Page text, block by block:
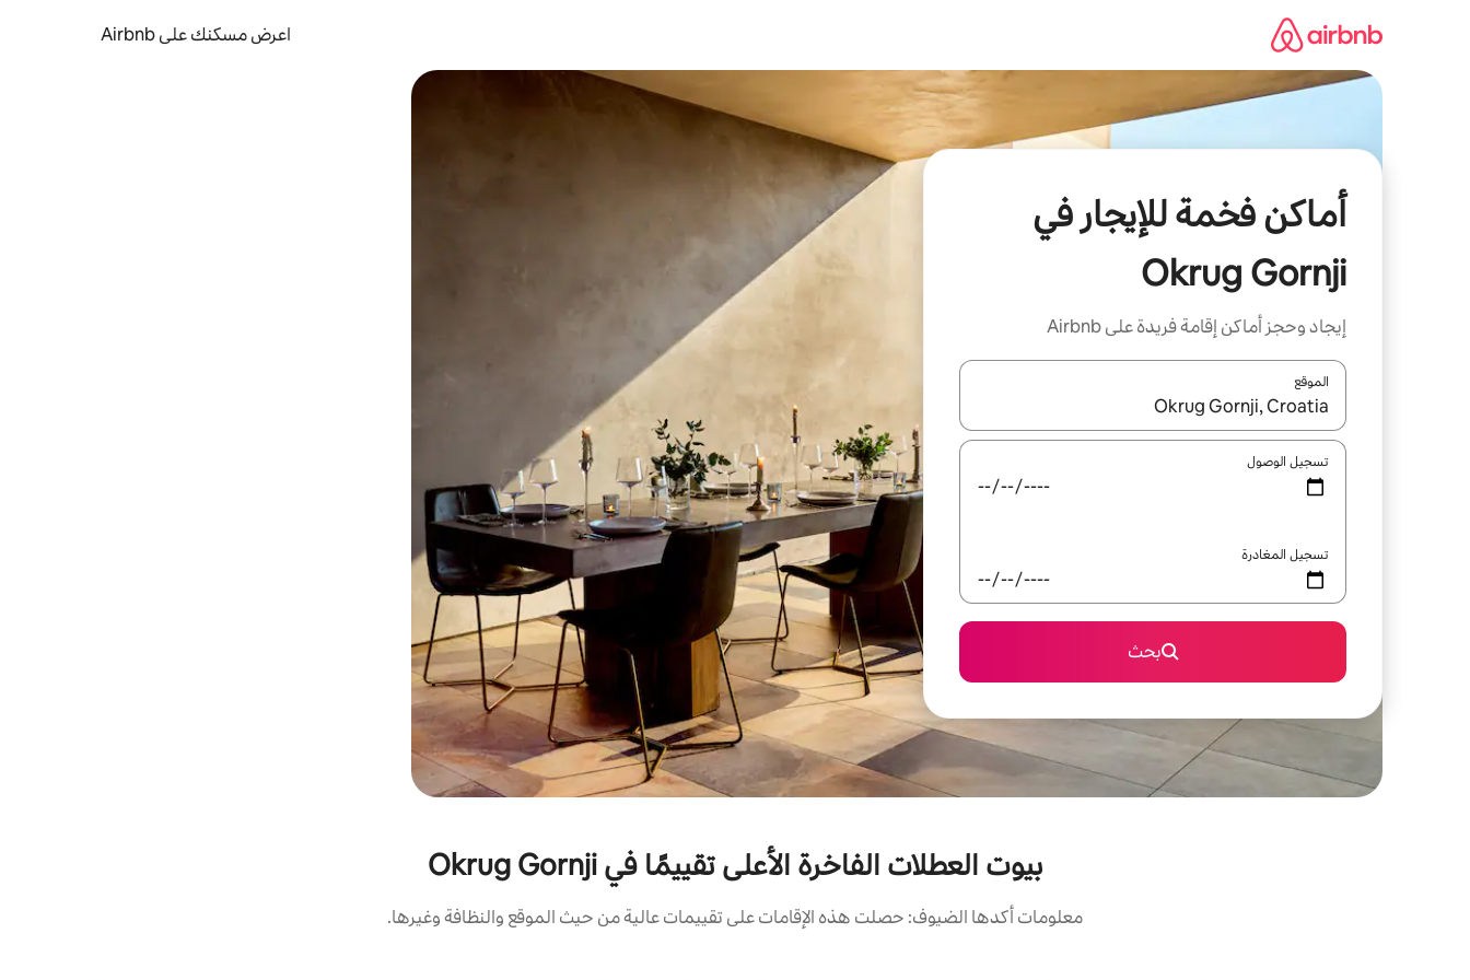
اعرض مسكنك على Airbnb
أماكن فخمة للإيجار في
Okrug Gornji
إيجاد وحجز أماكن إقامة فريدة على Airbnb
الموقع
عند توفر النتائج، انتقل باستخدام السهمين لأعلى ولأسفل أو استكشف عن طريق اللمس أو السحب.
تسجيل الوصول
تسجيل المغادرة
بحث
بيوت العطلات الفاخرة الأعلى تقييمًا في Okrug Gornji
معلومات أكدها الضيوف: حصلت هذه الإقامات على تقييمات عالية من حيث الموقع والنظافة وغيرها.